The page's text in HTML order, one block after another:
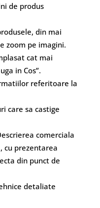
de produs
din mai
zoom pe imagini.
cat mai
in Cos”.
referitoare la
care sa castige
comerciala
cu prezentarea
din punct de
detaliate